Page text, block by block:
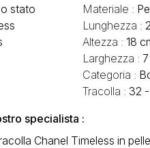
stato
Materiale :
Lunghezza :
Altezza :18
Larghezza :
Categoria :
Tracolla : 32
specialista :
Chanel Timeless in